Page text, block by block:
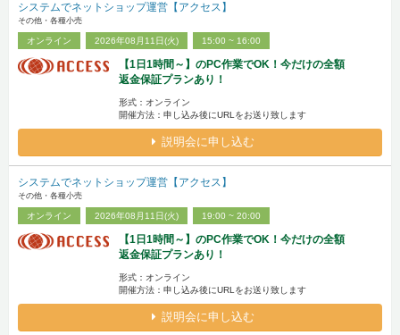
システムでネットショップ運営【アクセス】
その他・各種小売
オンライン 2026年08月11日(火) 15:00 ~ 16:00
【1日1時間～】のPC作業でOK！今だけの全額
返金保証プランあり！
形式：オンライン
開催方法：申し込み後にURLをお送り致します
説明会に申し込む
システムでネットショップ運営【アクセス】
その他・各種小売
オンライン 2026年08月11日(火) 19:00 ~ 20:00
【1日1時間～】のPC作業でOK！今だけの全額
返金保証プランあり！
形式：オンライン
開催方法：申し込み後にURLをお送り致します
説明会に申し込む